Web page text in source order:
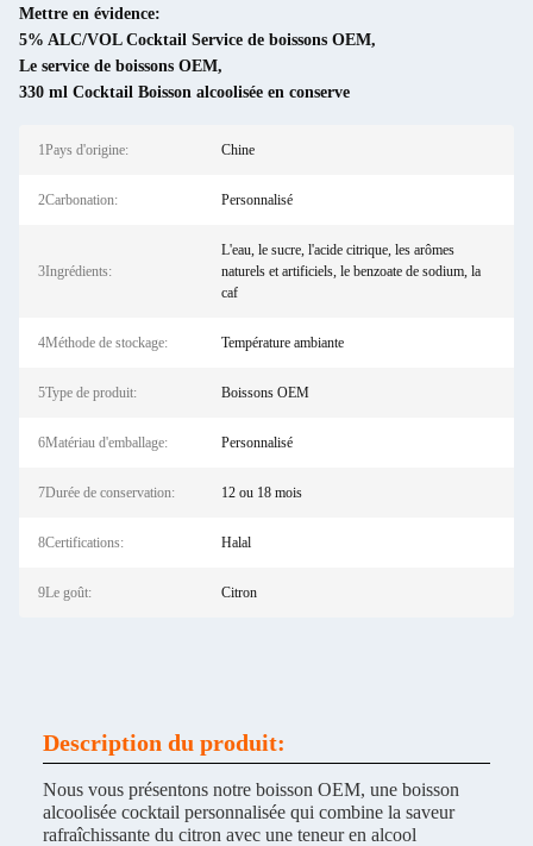
Mettre en évidence:
5% ALC/VOL Cocktail Service de boissons OEM,
Le service de boissons OEM,
330 ml Cocktail Boisson alcoolisée en conserve
1Pays d'origine: Chine
2Carbonation: Personnalisé
3Ingrédients:
L'eau, le sucre, l'acide citrique, les arômes
naturels et artificiels, le benzoate de sodium, la
caf
4Méthode de stockage: Température ambiante
5Type de produit: Boissons OEM
6Matériau d'emballage: Personnalisé
7Durée de conservation: 12 ou 18 mois
8Certifications: Halal
9Le goût: Citron
Description du produit:
Nous vous présentons notre boisson OEM, une boisson
alcoolisée cocktail personnalisée qui combine la saveur
rafraîchissante du citron avec une teneur en alcool